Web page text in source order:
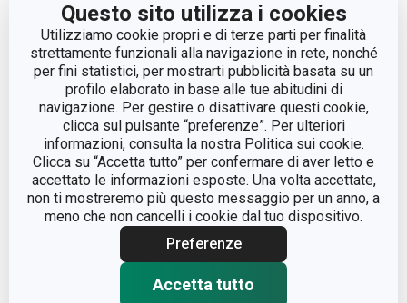
Questo sito utilizza i cookies
Utilizziamo cookie propri e di terze parti per finalità
strettamente funzionali alla navigazione in rete, nonché
per fini statistici, per mostrarti pubblicità basata su un
profilo elaborato in base alle tue abitudini di
navigazione. Per gestire o disattivare questi cookie,
clicca sul pulsante “preferenze”. Per ulteriori
informazioni, consulta la nostra Politica sui cookie.
Clicca su “Accetta tutto” per confermare di aver letto e
accettato le informazioni esposte. Una volta accettate,
non ti mostreremo più questo messaggio per un anno, a
meno che non cancelli i cookie dal tuo dispositivo.
Preferenze
Accetta tutto
LINEA DI PRODOTTO HOME PROFI
MATERIALE
plastica, acciaio
inossidabile
LAVAGGIO IN
LAVASTOVIGLIE
EAN 8595028430332
DURATA DELLA GARANZIA